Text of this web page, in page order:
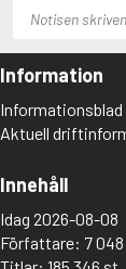
Notisen
Information
Informationsblad
Aktuell
Innehåll
Idag 2026-08-08
Författare: 7